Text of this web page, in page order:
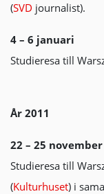
(SVD journalist).
4 – 6 januari
Studieresa till
År 2011
22 – 25 november
Studieresa till
(Kulturhuset) i